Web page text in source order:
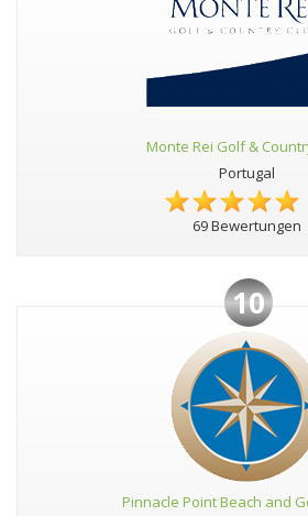
Monte Rei Golf &
Portugal
69 Bewertungen
10
Pinnacle Point Beach and